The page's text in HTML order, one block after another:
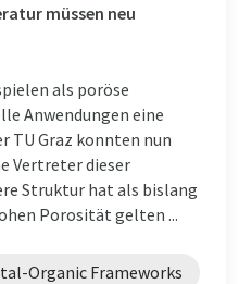
müssen neu
als poröse
Anwendungen eine
TU Graz konnten nun
Vertreter dieser
Struktur hat als bislang
Porosität gelten ...
Organic Frameworks